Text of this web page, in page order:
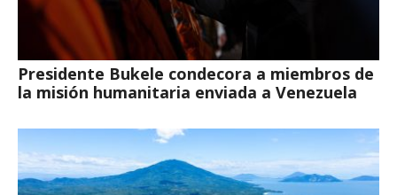
Presidente Bukele condecora a miembros de
la misión humanitaria enviada a Venezuela